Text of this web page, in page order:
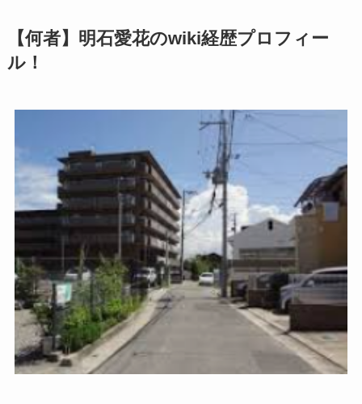
【何者】明石愛花のwiki経歴プロフィー
ル！